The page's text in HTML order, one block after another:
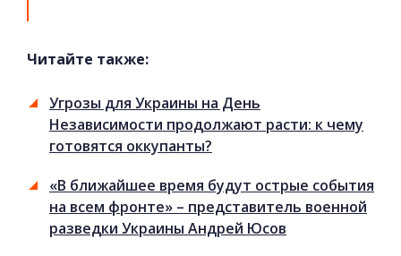
Читайте также:
Угрозы для Украины на День
Независимости продолжают расти: к чему
готовятся оккупанты?
«В ближайшее время будут острые события
на всем фронте» – представитель военной
разведки Украины Андрей Юсов